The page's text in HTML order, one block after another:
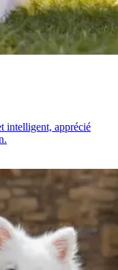
intelligent, apprécié